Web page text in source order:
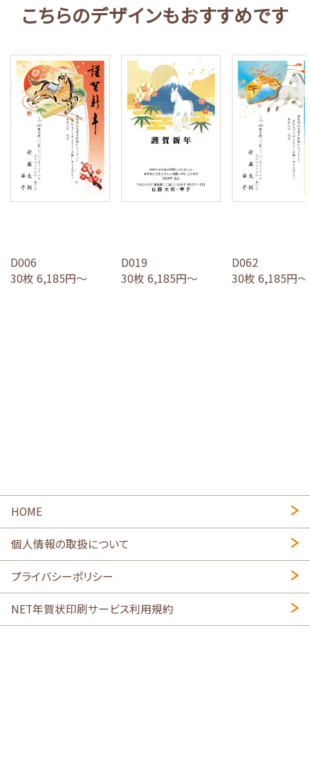
こちらのデザインもおすすめです
D006
30枚 6,185円～
D019
30枚 6,185円～
D062
30枚 6,185円～
HOME
個人情報の取扱について
プライバシーポリシー
NET年賀状印刷サービス利用規約